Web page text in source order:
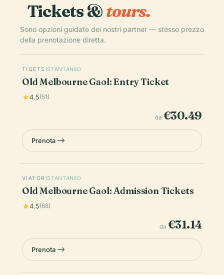
Tickets &tours.
Sono opzioni guidate dei nostri partner — stesso prezzo
della prenotazione diretta.
TIQETS ISTANTANEO
Old Melbourne Gaol: Entry Ticket
4.5(51)
da €30.49
Prenota
VIATOR ISTANTANEO
Old Melbourne Gaol: Admission Tickets
4.5(68)
da €31.14
Prenota